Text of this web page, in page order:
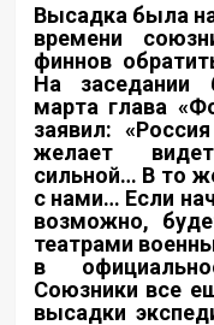
Высадка была
времени
финнов
На заседании
марта глава
заявил:
желает
сильной… В то
с нами… Если
возможно,
театрами
в
Союзники все
высадки